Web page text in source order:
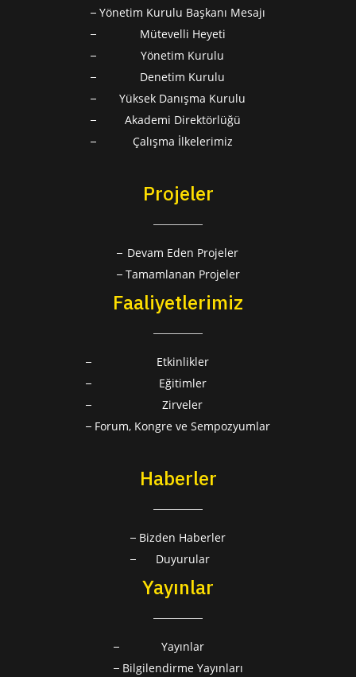
Yönetim Kurulu Başkanı Mesajı
Mütevelli Heyeti
Yönetim Kurulu
Denetim Kurulu
Yüksek Danışma Kurulu
Akademi Direktörlüğü
Çalışma İlkelerimiz
Projeler
Devam Eden Projeler
Tamamlanan Projeler
Faaliyetlerimiz
Etkinlikler
Eğitimler
Zirveler
Forum, Kongre ve Sempozyumlar
Haberler
Bizden Haberler
Duyurular
Yayınlar
Yayınlar
Bilgilendirme Yayınları